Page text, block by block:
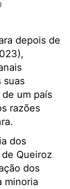
depois de
suas
um país
razões
dos
Queiroz
dos
minoria